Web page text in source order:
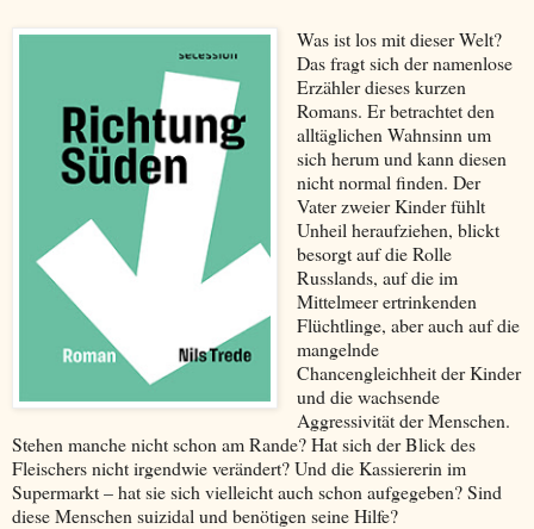
Was ist los mit dieser Welt?
Das fragt sich der namenlose
Erzähler dieses kurzen
Romans. Er betrachtet den
alltäglichen Wahnsinn um
sich herum und kann diesen
nicht normal finden. Der
Vater zweier Kinder fühlt
Unheil heraufziehen, blickt
besorgt auf die Rolle
Russlands, auf die im
Mittelmeer ertrinkenden
Flüchtlinge, aber auch auf die
mangelnde
Chancengleichheit der Kinder
und die wachsende
Aggressivität der Menschen.
Stehen manche nicht schon am Rande? Hat sich der Blick des
Fleischers nicht irgendwie verändert? Und die Kassiererin im
Supermarkt – hat sie sich vielleicht auch schon aufgegeben? Sind
diese Menschen suizidal und benötigen seine Hilfe?